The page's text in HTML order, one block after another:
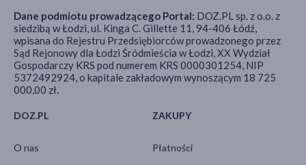
DOZ.PL
O nas
ZAKUPY
Płatności
Dane podmiotu prowadzącego Portal: DOZ.PL sp. z o.o. z
siedzibą w Łodzi, ul. Kinga C. Gillette 11, 94-406 Łódź,
wpisana do Rejestru Przedsiębiorców prowadzonego przez
Sąd Rejonowy dla Łodzi Śródmieścia w Łodzi, XX Wydział
Gospodarczy KRS pod numerem KRS 0000301254, NIP
5372492924, o kapitale zakładowym wynoszącym 18 725
000,00 zł.